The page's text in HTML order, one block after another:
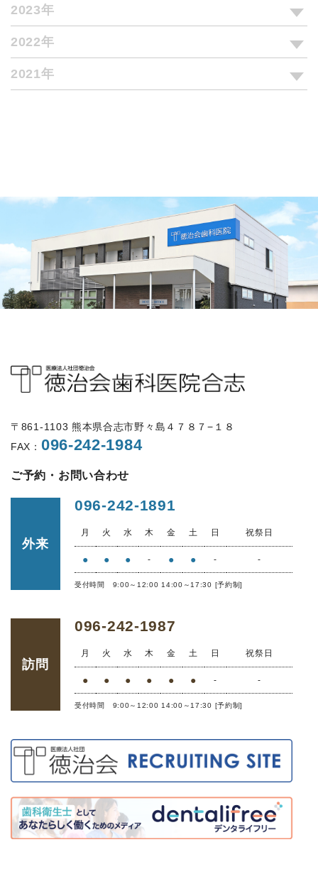
2023年
2022年
2021年
〒861-1103 熊本県合志市野々島４７８７−１８
FAX： 096-242-1984
ご予約・お問い合わせ
外来
096-242-1891
月 火 水 木 金 土 日 祝祭日
● ● ● - ● ● - -
受付時間 9:00～12:00 14:00～17:30 [予約制]
訪問
096-242-1987
月 火 水 木 金 土 日 祝祭日
● ● ● ● ● ● - -
受付時間 9:00～12:00 14:00～17:30 [予約制]